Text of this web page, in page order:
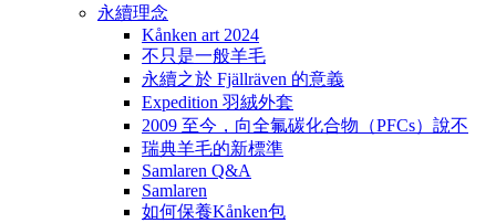
永續理念
Kånken art 2024
不只是一般羊毛
永續之於 Fjällräven 的意義
Expedition 羽絨外套
2009 至今，向全氟碳化合物（PFCs）說不
瑞典羊毛的新標準
Samlaren Q&A
Samlaren
如何保養Kånken包